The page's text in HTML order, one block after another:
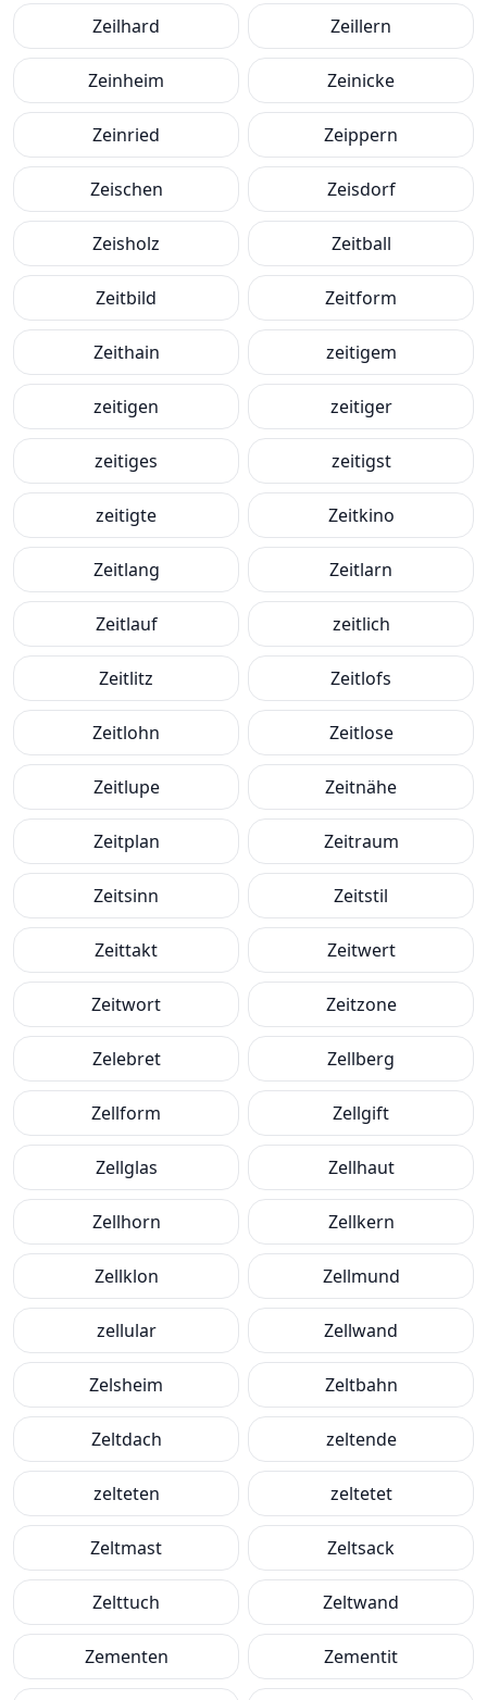
Zeilhard Zeillern
Zeinheim Zeinicke
Zeinried Zeippern
Zeischen Zeisdorf
Zeisholz Zeitball
Zeitbild Zeitform
Zeithain zeitigem
zeitigen zeitiger
zeitiges zeitigst
zeitigte Zeitkino
Zeitlang Zeitlarn
Zeitlauf zeitlich
Zeitlitz Zeitlofs
Zeitlohn Zeitlose
Zeitlupe Zeitnähe
Zeitplan Zeitraum
Zeitsinn Zeitstil
Zeittakt Zeitwert
Zeitwort Zeitzone
Zelebret Zellberg
Zellform Zellgift
Zellglas Zellhaut
Zellhorn Zellkern
Zellklon Zellmund
zellular Zellwand
Zelsheim Zeltbahn
Zeltdach zeltende
zelteten zeltetet
Zeltmast Zeltsack
Zelttuch Zeltwand
Zementen Zementit